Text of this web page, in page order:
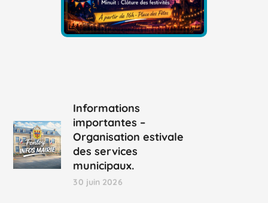
Informations
importantes –
Organisation estivale
des services
municipaux.
30 juin 2026